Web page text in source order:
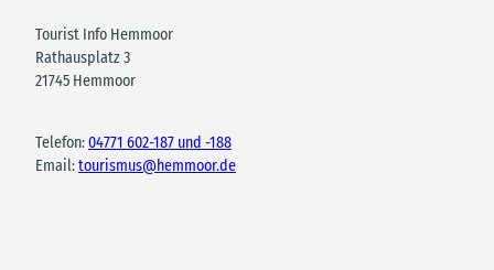
Tourist Info Hemmoor
Rathausplatz 3
21745 Hemmoor
Telefon:04771 602-187 und -188
Email:tourismus@hemmoor.de